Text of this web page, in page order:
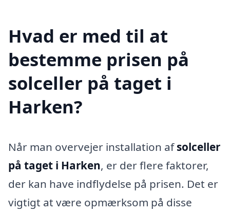
Hvad er med til at
bestemme prisen på
solceller på taget i
Harken?
Når man overvejer installation afsolceller
på taget i Harken, er der flere faktorer,
der kan have indflydelse på prisen. Det er
vigtigt at være opmærksom på disse